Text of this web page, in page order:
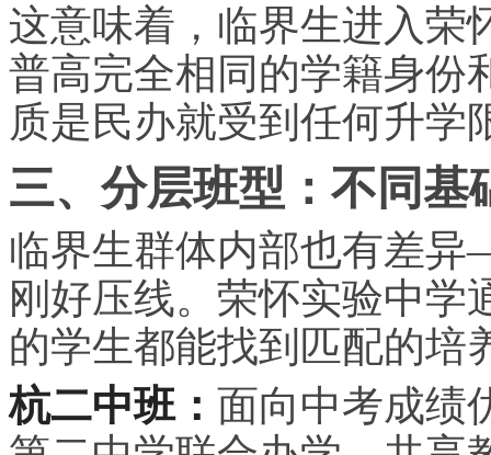
这意味着，临界生进入荣
普高完全相同的学籍身
质是民办就受到任何升学
三、分层班型：不同基
临界生群体内部也有差
刚好压线。荣怀实验中学
的学生都能找到匹配的培
杭二中班： 面向中考成绩